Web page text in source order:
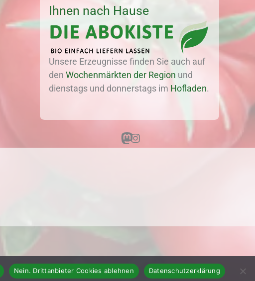
Ihnen nach Hause
Unsere Erzeugnisse finden Sie auch auf
den Wochenmärkten der Region und
dienstags und donnerstags im Hofladen.
MastodonInstagram
Nein. Drittanbieter Cookies ablehnen Datenschutzerklärung